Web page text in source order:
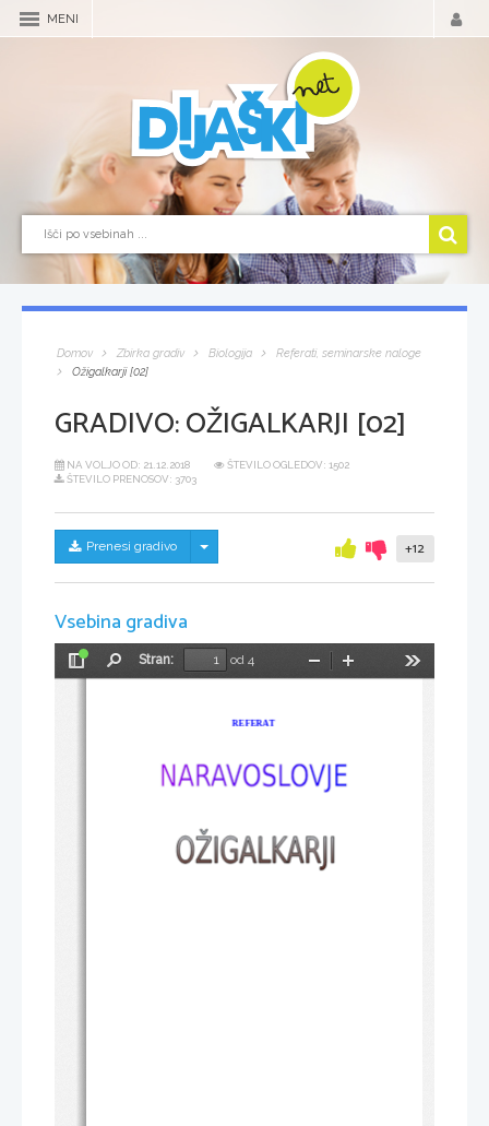
MENI
Domov Zbirka gradiv Biologija
Referati, seminarske naloge
Ožigalkarji [02]
GRADIVO:OŽIGALKARJI [02]
NA VOLJO OD: 21.12.2018
ŠTEVILO OGLEDOV: 1502
ŠTEVILO PRENOSOV: 3703
Prenesi gradivo Skrij/prikaži meni +12
Vsebina gradiva
Preklopi
Stran:
od 4
Pomanjšaj
REFERAT